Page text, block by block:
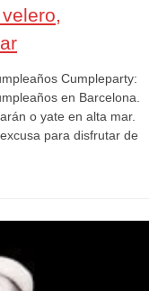
Cumpleparty:
en Barcelona.
o yate en alta mar.
para disfrutar de